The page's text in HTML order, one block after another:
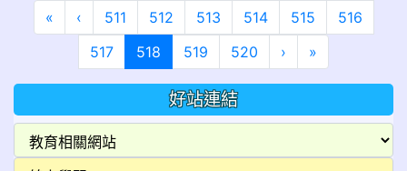
« 第一頁
‹上一頁
511 512 513 514 515
516
517
518(目前頁次)
519 520 ›下一頁
»最後頁
好站連結